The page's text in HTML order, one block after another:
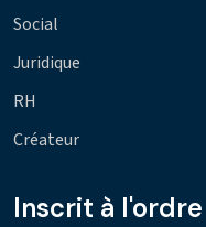
Social
Juridique
RH
Créateur
Inscrit à l'ordre